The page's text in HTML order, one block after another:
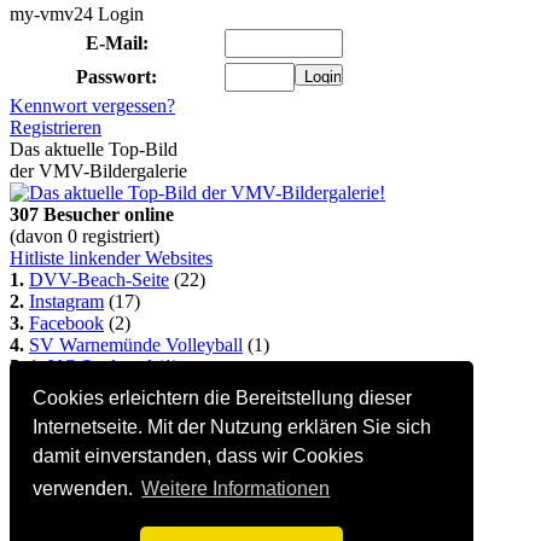
Cookies erleichtern die Bereitstellung dieser
Internetseite. Mit der Nutzung erklären Sie sich
damit einverstanden, dass wir Cookies
verwenden. Weitere Informationen
my-vmv24 Login
E-Mail:
Passwort:
Kennwort vergessen?
Registrieren
Das aktuelle Top-Bild
der VMV-Bildergalerie
307 Besucher online
(davon 0 registriert)
Hitliste linkender Websites
1. DVV-Beach-Seite (22)
2. Instagram (17)
3. Facebook (2)
4. SV Warnemünde Volleyball (1)
5. 1. VC Stralsund(1)
So kommt auch Deine
Homepage hierher:Info...
Alle Seiten Copyright © 2002-2022 Steffen Bock